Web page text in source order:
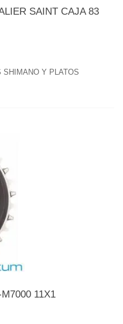
SAINT CAJA 83
Y PLATOS
11X1